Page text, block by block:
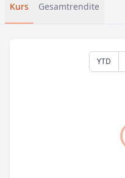
Kurs Gesamtrendite
YTD